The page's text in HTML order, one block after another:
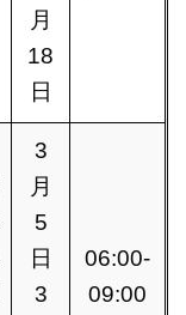
月
18
日
3
月
5
日
3
06:00-
09:00